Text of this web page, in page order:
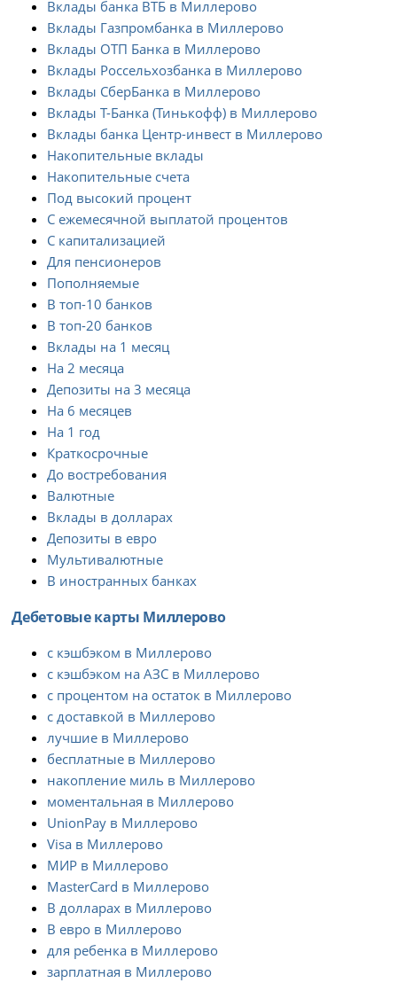
Вклады банка ВТБ в Миллерово
Вклады Газпромбанка в Миллерово
Вклады ОТП Банка в Миллерово
Вклады Россельхозбанка в Миллерово
Вклады СберБанка в Миллерово
Вклады Т-Банка (Тинькофф) в Миллерово
Вклады банка Центр-инвест в Миллерово
Накопительные вклады
Накопительные счета
Под высокий процент
С ежемесячной выплатой процентов
С капитализацией
Для пенсионеров
Пополняемые
В топ-10 банков
В топ-20 банков
Вклады на 1 месяц
На 2 месяца
Депозиты на 3 месяца
На 6 месяцев
На 1 год
Краткосрочные
До востребования
Валютные
Вклады в долларах
Депозиты в евро
Мультивалютные
В иностранных банках
Дебетовые карты Миллерово
с кэшбэком в Миллерово
с кэшбэком на АЗС в Миллерово
с процентом на остаток в Миллерово
с доставкой в Миллерово
лучшие в Миллерово
бесплатные в Миллерово
накопление миль в Миллерово
моментальная в Миллерово
UnionPay в Миллерово
Visa в Миллерово
МИР в Миллерово
MasterCard в Миллерово
В долларах в Миллерово
В евро в Миллерово
для ребенка в Миллерово
зарплатная в Миллерово